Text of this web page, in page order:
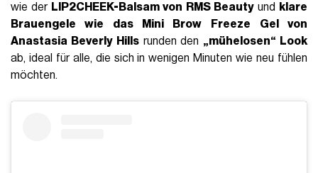
wie der LIP2CHEEK-Balsam von RMS Beautyund
klare
Brauengele wie das Mini Brow
Freeze Gel von
Anastasia Beverly Hillsrunden den „mühelosen“ Look
ab, ideal für alle, die sich in wenigen Minuten wie neu fühlen
möchten.